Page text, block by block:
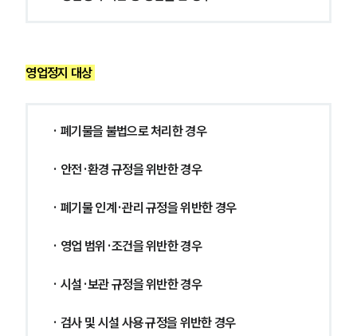
영업정지 대상
· 폐기물을 불법으로 처리한 경우
· 안전·환경 규정을 위반한 경우
· 폐기물 인계·관리 규정을 위반한 경우
· 영업 범위·조건을 위반한 경우
· 시설·보관 규정을 위반한 경우
· 검사 및 시설 사용 규정을 위반한 경우